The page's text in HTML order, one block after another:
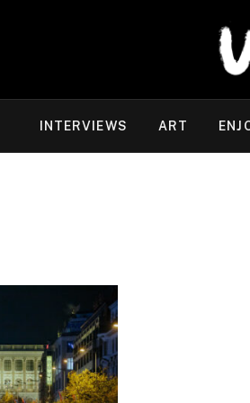
INTERVIEWS ART